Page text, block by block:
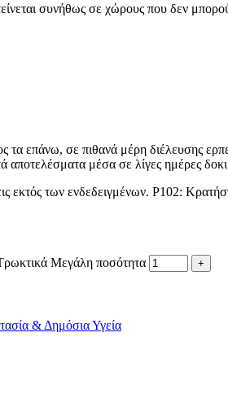
συνήθως σε χώρους που δεν
τα επάνω, σε πιθανά μέρη διέλευσης
αποτελέσματα μέσα σε λίγες ημέρες
των ενδεδειγμένων. P102:
Μεγάλη ποσότητα
& Δημόσια Υγεία